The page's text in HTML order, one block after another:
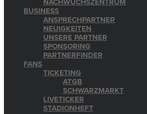
NACHWUCHSZENTRUM
BUSINESS
ANSPRECHPARTNER
NEUIGKEITEN
UNSERE PARTNER
SPONSORING
PARTNERFINDER
FANS
TICKETING
ATGB
SCHWARZMARKT
LIVETICKER
STADIONHEFT